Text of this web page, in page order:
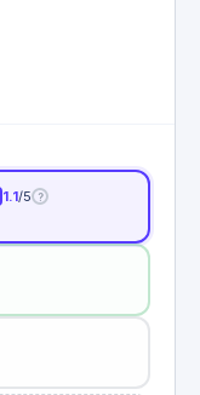
1.1/5 ?